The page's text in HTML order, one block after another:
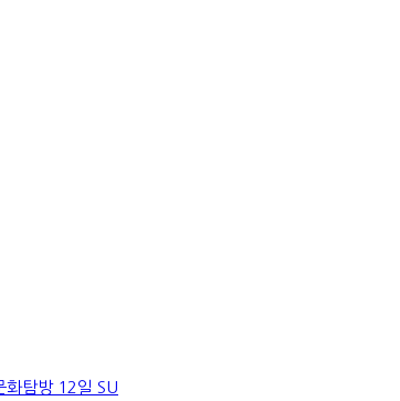
화탐방 12일 SU